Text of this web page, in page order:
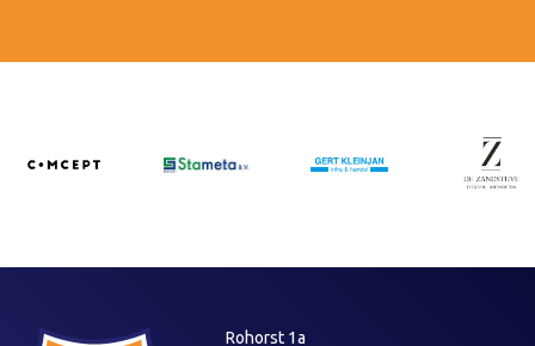
Rohorst 1a